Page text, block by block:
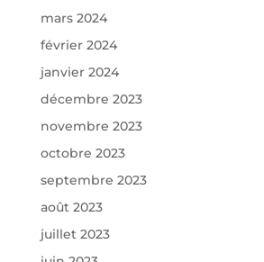
mars 2024
février 2024
janvier 2024
décembre 2023
novembre 2023
octobre 2023
septembre 2023
août 2023
juillet 2023